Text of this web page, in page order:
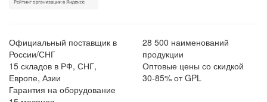
Официальный поставщик в
России/СНГ
28 500 наименований
продукции
15 складов в РФ, СНГ,
Европе, Азии
Оптовые цены со скидкой
30-85% от GPL
Гарантия на оборудование